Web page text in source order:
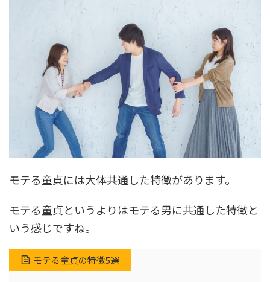
モテる童貞には大体共通した特徴があります。
モテる童貞というよりはモテる男に共通した特徴と
いう感じですね。
モテる童貞の特徴5選